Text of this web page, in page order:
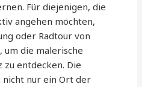
Für diejenigen, die
angehen möchten,
oder Radtour von
um die malerische
zu entdecken. Die
nicht nur ein Ort der